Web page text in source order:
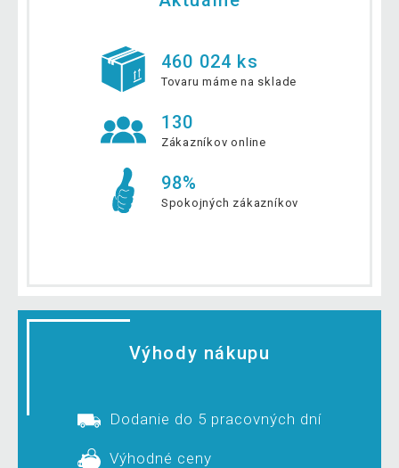
460 024 ks
Tovaru máme na sklade
130
Zákazníkov online
98%
Spokojných zákazníkov
Výhody nákupu
Dodanie do 5 pracovných dní
Výhodné ceny